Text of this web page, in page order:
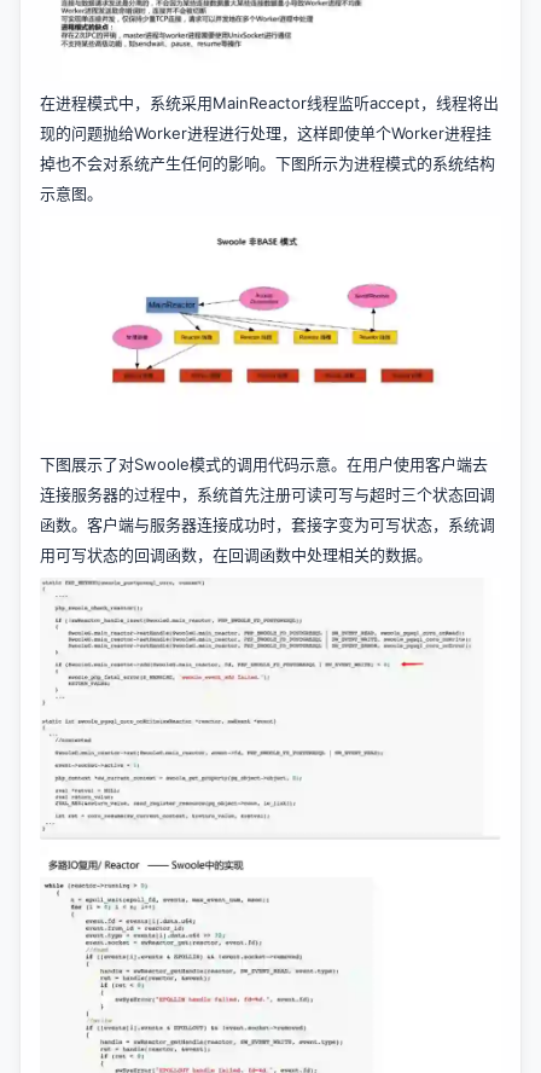
在进程模式中，系统采用MainReactor线程监听accept，线程将出
现的问题抛给Worker进程进行处理，这样即使单个Worker进程挂
掉也不会对系统产生任何的影响。下图所示为进程模式的系统结构
示意图。
下图展示了对Swoole模式的调用代码示意。在用户使用客户端去
连接服务器的过程中，系统首先注册可读可写与超时三个状态回调
函数。客户端与服务器连接成功时，套接字变为可写状态，系统调
用可写状态的回调函数，在回调函数中处理相关的数据。